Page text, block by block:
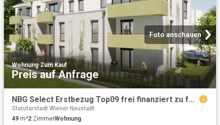
Foto anschauen
Wohnung·Zum Kauf
Preis auf Anfrage
NBG Select Erstbezug Top09 frei finanziert zu fairen Kosten Eigentum verfügbar Ende 3. Quartal 2027
Statutarstadt Wiener Neustadt
49 m²2 ZimmerWohnung